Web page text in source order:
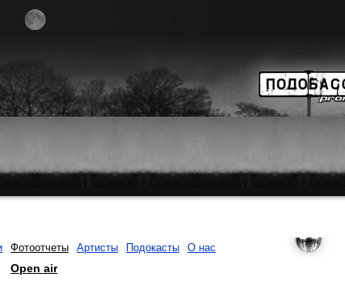
Фотоотчеты Артисты Подокасты О нас
Open air